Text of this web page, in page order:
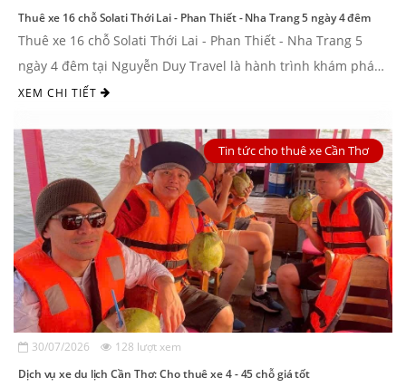
Thuê xe 16 chỗ Solati Thới Lai - Phan Thiết - Nha Trang 5 ngày 4 đêm
Thuê xe 16 chỗ Solati Thới Lai - Phan Thiết - Nha Trang 5
ngày 4 đêm tại Nguyễn Duy Travel là hành trình khám phá
thiên đường biển xanh Mũi Né ...
XEM CHI TIẾT
Tin tức cho thuê xe Cần Thơ
30/07/2026 128 lượt xem
Dịch vụ xe du lịch Cần Thơ: Cho thuê xe 4 - 45 chỗ giá tốt